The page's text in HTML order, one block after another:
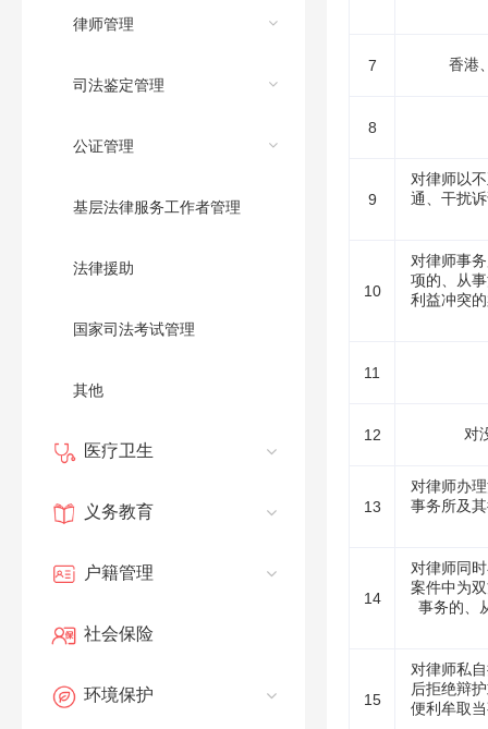
律师管理
司法鉴定管理
公证管理
基层法律服务工作者管理
法律援助
国家司法考试管理
其他
医疗卫生
义务教育
户籍管理
社会保险
环境保护
7 香港
8
9
对律师以
通、干扰
10
对律师事
项的、从
利益冲突
11
12 对
13
对律师办
事务所及
14
对律师同
案件中为
事务的、
15
对律师私
后拒绝辩
便利牟取